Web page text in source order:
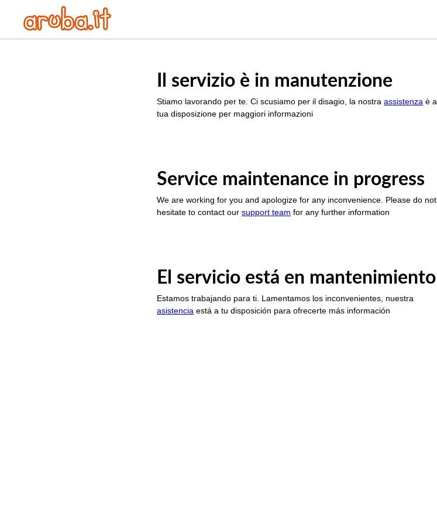
Il servizio è in manutenzione
Stiamo lavorando per te. Ci scusiamo per il disagio, la nostraassistenza è a
tua disposizione per maggiori informazioni
Service maintenance in progress
We are working for you and apologize for any inconvenience. Please do not
hesitate to contact oursupport team for any further information
El servicio está en mantenimiento
Estamos trabajando para ti. Lamentamos los inconvenientes, nuestra
asistencia está a tu disposición para ofrecerte más información